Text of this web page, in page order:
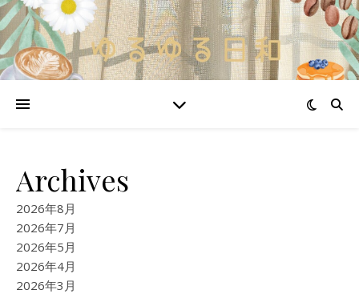
Archives
2026年8月
2026年7月
2026年5月
2026年4月
2026年3月